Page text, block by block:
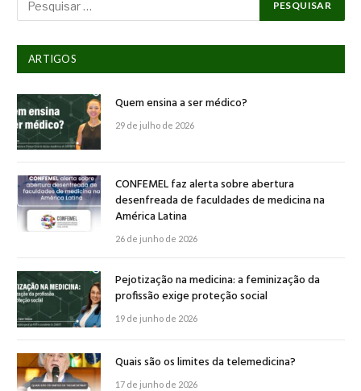
ARTIGOS
Quem ensina a ser médico?
29 de julho de 2026
CONFEMEL faz alerta sobre abertura
desenfreada de faculdades de medicina na
América Latina
26 de junho de 2026
Pejotização na medicina: a feminização da
profissão exige proteção social
19 de junho de 2026
Quais são os limites da telemedicina?
17 de junho de 2026